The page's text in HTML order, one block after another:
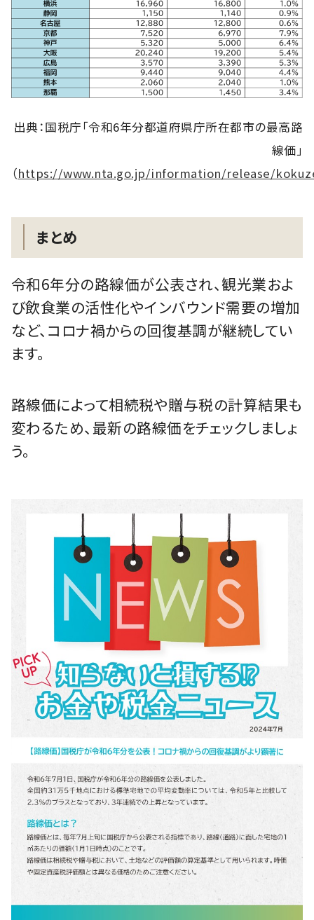
出典：国税庁「令和6年分都道府県庁所在都市の最高路
線価」
（https://www.nta.go.jp/information/release/
まとめ
令和6年分の路線価が公表され、観光業およ
び飲食業の活性化やインバウンド需要の増加
など、コロナ禍からの回復基調が継続してい
ます。
路線価によって相続税や贈与税の計算結果も
変わるため、最新の路線価をチェックしましょ
う。